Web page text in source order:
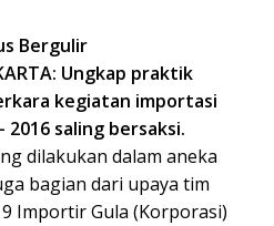
Bergulir
Ungkap praktik
kegiatan importasi
2016 saling bersaksi.
dilakukan dalam aneka
bagian dari upaya tim
Importir Gula (Korporasi)